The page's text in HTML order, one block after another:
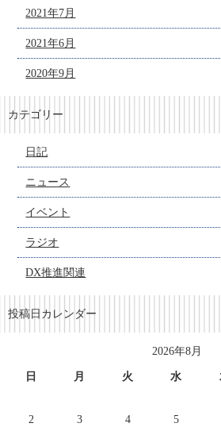
2021年7月
2021年6月
2020年9月
カテゴリー
日記
ニュース
イベント
ラジオ
DX推進関連
投稿日カレンダー
2026年8月
日 月 火 水
2
3 4 5